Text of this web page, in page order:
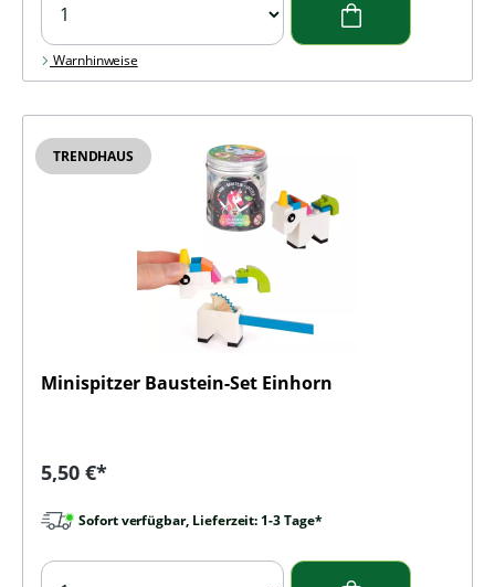
Warnhinweise
TRENDHAUS
Minispitzer Baustein-Set Einhorn
Regulärer Preis:
5,50 €*
Sofort verfügbar, Lieferzeit: 1-3 Tage*